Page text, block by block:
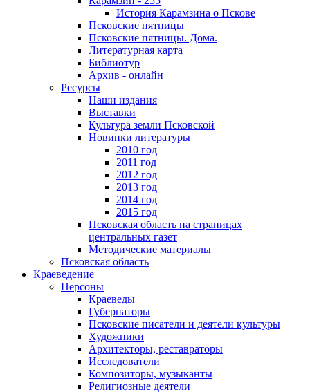
История Карамзина о Пскове
Псковские пятницы
Псковские пятницы. Дома.
Литературная карта
Библиотур
Архив - онлайн
Ресурсы
Наши издания
Выставки
Культура земли Псковской
Новинки литературы
2010 год
2011 год
2012 год
2013 год
2014 год
2015 год
Псковская область на страницах
центральных газет
Методические материалы
Псковская область
Краеведение
Персоны
Краеведы
Губернаторы
Псковские писатели и деятели культуры
Художники
Архитекторы, реставраторы
Исследователи
Композиторы, музыканты
Религиозные деятели